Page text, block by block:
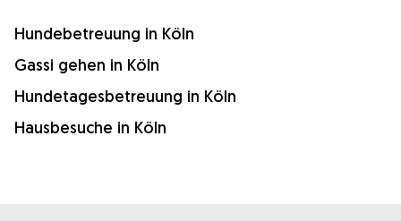
Hundebetreuung in Köln
Gassi gehen in Köln
Hundetagesbetreuung in Köln
Hausbesuche in Köln